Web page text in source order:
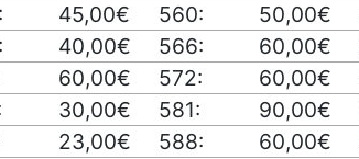
45,00€ 560: 50,00€
40,00€ 566: 60,00€
60,00€ 572: 60,00€
30,00€ 581: 90,00€
23,00€ 588: 60,00€